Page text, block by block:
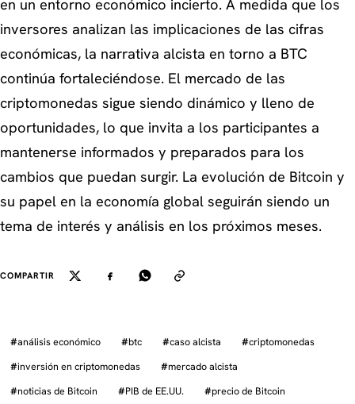
en un entorno económico incierto. A medida que los
inversores analizan las implicaciones de las cifras
económicas, la narrativa alcista en torno a BTC
continúa fortaleciéndose. El mercado de las
criptomonedas sigue siendo dinámico y lleno de
oportunidades, lo que invita a los participantes a
mantenerse informados y preparados para los
cambios que puedan surgir. La evolución de Bitcoin y
su papel en la economía global seguirán siendo un
tema de interés y análisis en los próximos meses.
COMPARTIR
#análisis económico #btc #caso alcista #criptomonedas
#inversión en criptomonedas #mercado alcista
#noticias de Bitcoin #PIB de EE.UU. #precio de Bitcoin